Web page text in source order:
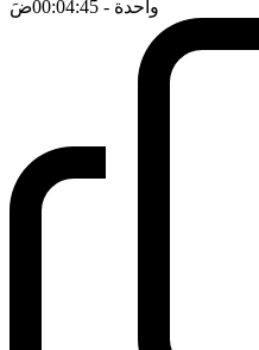
واحدة - 00:04:45 ضَ